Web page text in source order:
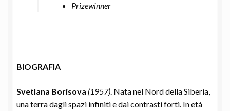
Prizewinner
BIOGRAFIA
Svetlana Borisova (1957) . Nata nel Nord della Siberia,
una terra dagli spazi infiniti e dai contrasti forti. In età